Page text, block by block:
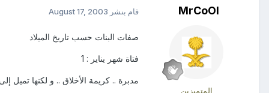
MrCoOl
المتميزين
قام بنشر August 17, 2003
صفات البنات حسب تاريخ الميلاد
فتاة شهر يناير : 1
مدبرة .. كريمة الأخلاق .. و لكنها تميل إلى